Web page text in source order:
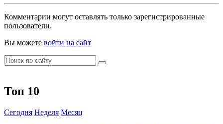
Комментарии могут оставлять только зарегистрированные
пользователи.
Вы можете войти на сайт
Топ 10
Сегодня Неделя Месяц